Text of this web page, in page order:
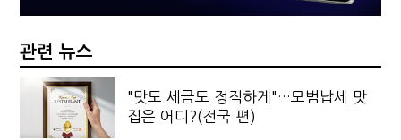
관련 뉴스
"맛도 세금도 정직하게"…모범납세 맛
집은 어디?(전국 편)